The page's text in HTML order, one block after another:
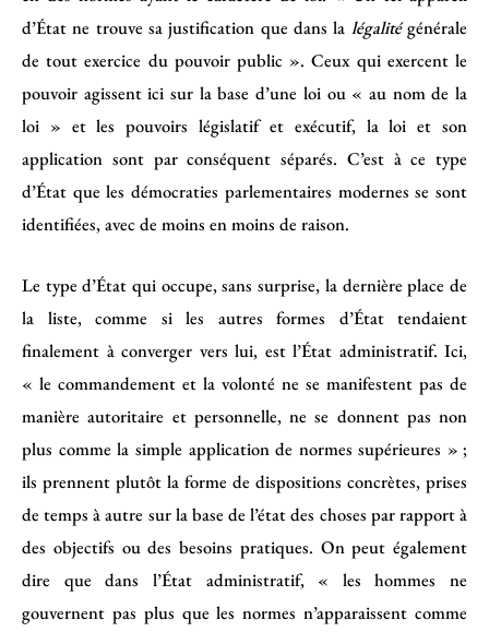
d’État ne trouve sa justification que dans la légalitégénérale
de tout exercice du pouvoir public ». Ceux qui exercent le
pouvoir agissent ici sur la base d’une loi ou « au nom de la
loi » et les pouvoirs législatif et exécutif, la loi et son
application sont par conséquent séparés. C’est à ce type
d’État que les démocraties parlementaires modernes se sont
identifiées, avec de moins en moins de raison.
Le type d’État qui occupe, sans surprise, la dernière place de
la liste, comme si les autres formes d’État tendaient
finalement à converger vers lui, est l’État administratif. Ici,
« le commandement et la volonté ne se manifestent pas de
manière autoritaire et personnelle, ne se donnent pas non
plus comme la simple application de normes supérieures » ;
ils prennent plutôt la forme de dispositions concrètes, prises
de temps à autre sur la base de l’état des choses par rapport à
des objectifs ou des besoins pratiques. On peut également
dire que dans l’État administratif, « les hommes ne
gouvernent pas plus que les normes n’apparaissent comme